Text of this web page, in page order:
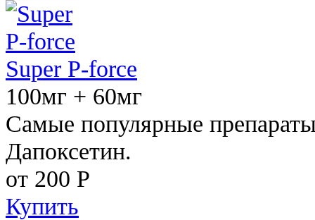
Super P-force
100мг + 60мг
Самые популярные
Дапоксетин.
от 200 Р
Купить